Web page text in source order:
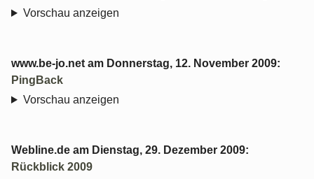
Vorschau anzeigen
www.be-jo.net am Donnerstag, 12. November 2009:
PingBack
Vorschau anzeigen
Webline.de am Dienstag, 29. Dezember 2009:
Rückblick 2009